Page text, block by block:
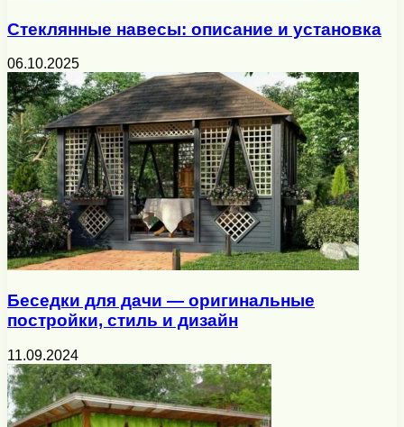
Стеклянные навесы: описание и установка
06.10.2025
Беседки для дачи — оригинальные
постройки, стиль и дизайн
11.09.2024